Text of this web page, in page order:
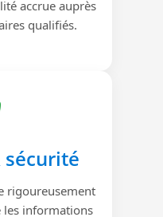
accrue auprès
qualifiés.
sécurité
rigoureusement
les informations